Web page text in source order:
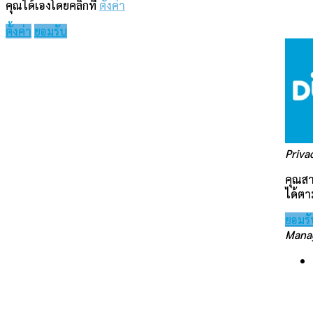
คุณได้เองโดยคลิกที่ ตั้งค่า
ตั้งค่า ยอมรับ
คุณส
ได้ต
ยอม